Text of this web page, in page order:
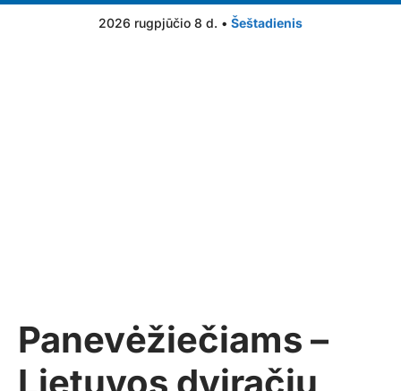
2026 rugpjūčio 8 d. • Šeštadienis
Panevėžiečiams –
Lietuvos dviračių